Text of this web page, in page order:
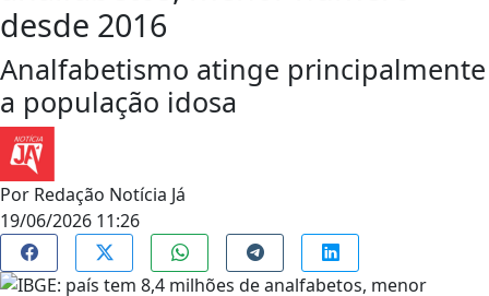
desde 2016
Analfabetismo atinge principalmente
a população idosa
Por Redação Notícia Já
19/06/2026 11:26